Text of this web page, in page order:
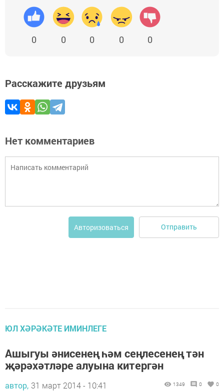
0 0 0 0 0
Расскажите друзьям
Нет комментариев
Авторизоваться Отправить
ЮЛ ХӘРӘКӘТЕ ИМИНЛЕГЕ
Ашыгуы әнисенең һәм сеңлесенең тән
җәрәхәтләре алуына китергән
автор, 31 март 2014 - 10:41 1349 0 0